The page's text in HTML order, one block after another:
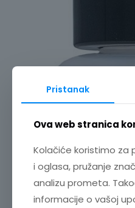
Pristanak
Ova web stranica
Kolačiće koristimo za
i oglasa, pružanje
analizu prometa.
informacije o vašoj